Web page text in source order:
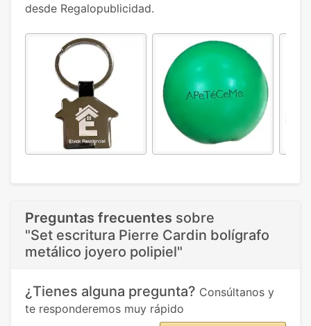
desde Regalopublicidad.
Preguntas frecuentes sobre
"Set escritura Pierre Cardin bolígrafo
metálico joyero polipiel"
¿Tienes alguna pregunta? Consúltanos y
te responderemos muy rápido